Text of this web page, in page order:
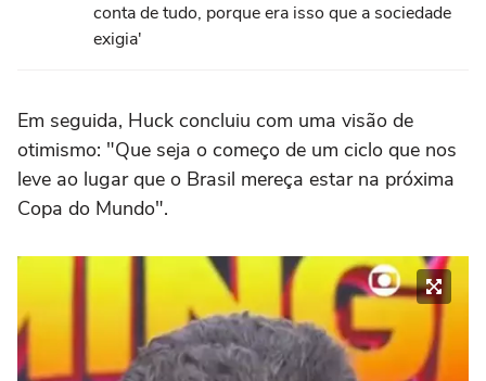
conta de tudo, porque era isso que a sociedade
exigia'
Em seguida, Huck concluiu com uma visão de
otimismo: "Que seja o começo de um ciclo que nos
leve ao lugar que o Brasil mereça estar na próxima
Copa do Mundo".